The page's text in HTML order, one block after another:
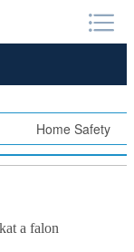
Home Safety
a falon